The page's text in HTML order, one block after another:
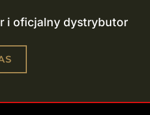
i oficjalny dystrybutor